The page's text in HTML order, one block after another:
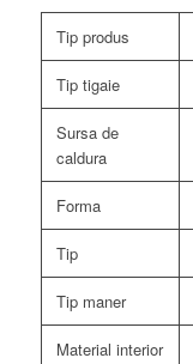
Tip produs
Tip tigaie
Sursa de
caldura
Forma
Tip
Tip maner
Material interior